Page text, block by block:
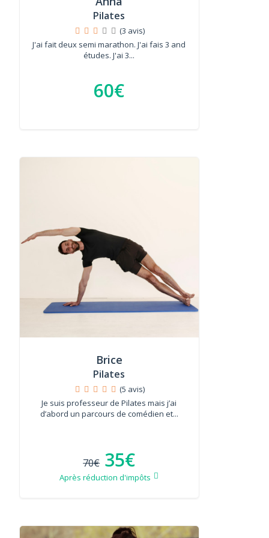
Pilates
(3 avis)
J'ai fait deux semi marathon. J'ai fais 3 and
études. J'ai 3...
60€
Brice
Pilates
(5 avis)
Je suis professeur de Pilates mais j’ai
d’abord un parcours de comédien et...
70€ 35€
Après réduction d'impôts